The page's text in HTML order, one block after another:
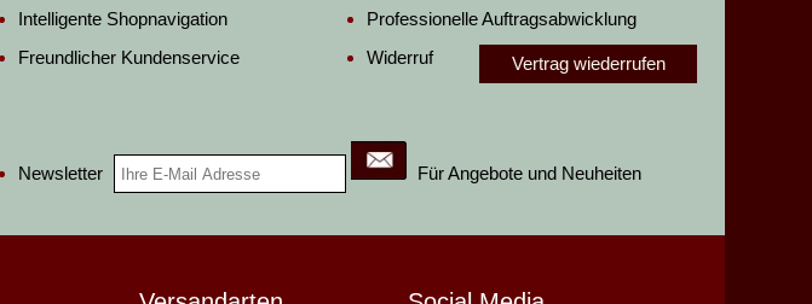
Intelligente Shopnavigation
Freundlicher Kundenservice
Newsletter Für Angebote und Neuheiten
Professionelle Auftragsabwicklung
Widerruf
Vertrag wiederrufen